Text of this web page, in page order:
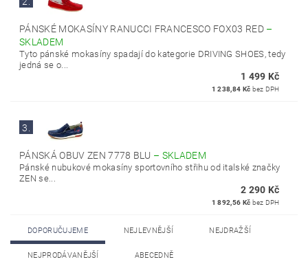
PÁNSKÉ MOKASÍNY RANUCCI FRANCESCO FOX03 RED –
SKLADEM
Tyto pánské mokasíny spadají do kategorie DRIVING SHOES, tedy
jedná se o...
1 499 Kč
1 238,84 Kč bez DPH
3.
PÁNSKÁ OBUV ZEN 7778 BLU – SKLADEM
Pánské nubukové mokasíny sportovního střihu od italské značky
ZEN se...
2 290 Kč
1 892,56 Kč bez DPH
DOPORUČUJEME NEJLEVNĚJŠÍ NEJDRAŽŠÍ
NEJPRODÁVANĚJŠÍ ABECEDNĚ